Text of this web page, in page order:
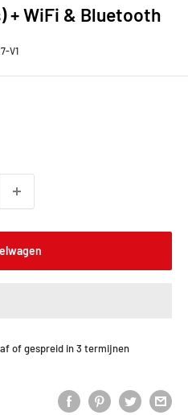
+ WiFi & Bluetooth
V1
of gespreid in 3 termijnen